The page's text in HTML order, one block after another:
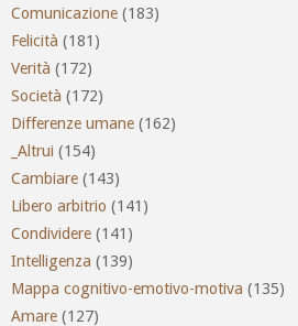
Comunicazione (183)
Felicità (181)
Verità (172)
Società (172)
Differenze umane (162)
_Altrui (154)
Cambiare (143)
Libero arbitrio (141)
Condividere (141)
Intelligenza (139)
Mappa cognitivo-emotivo-motiva (135)
Amare (127)